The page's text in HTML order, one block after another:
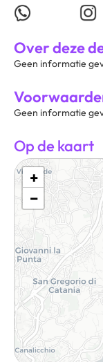
Over deze
Geen informatie
Geen informatie
Op de kaart
+
−